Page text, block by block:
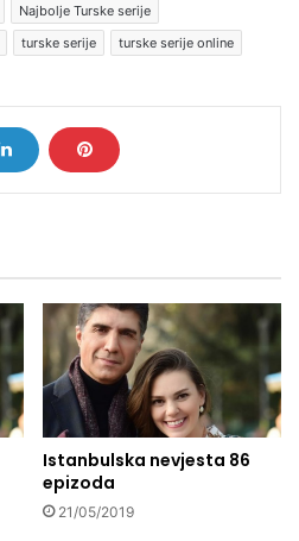
Najbolje Turske serije
turske serije
turske serije online
Istanbulska nevjesta 86
epizoda
21/05/2019